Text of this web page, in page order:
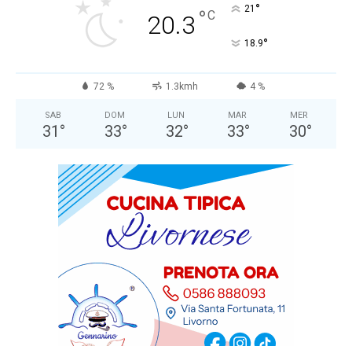
20.3 °C 21 °
18.9°
72 % 1.3kmh 4 %
SAB
31 °
DOM
33°
LUN
32°
MAR
33°
MER
30°